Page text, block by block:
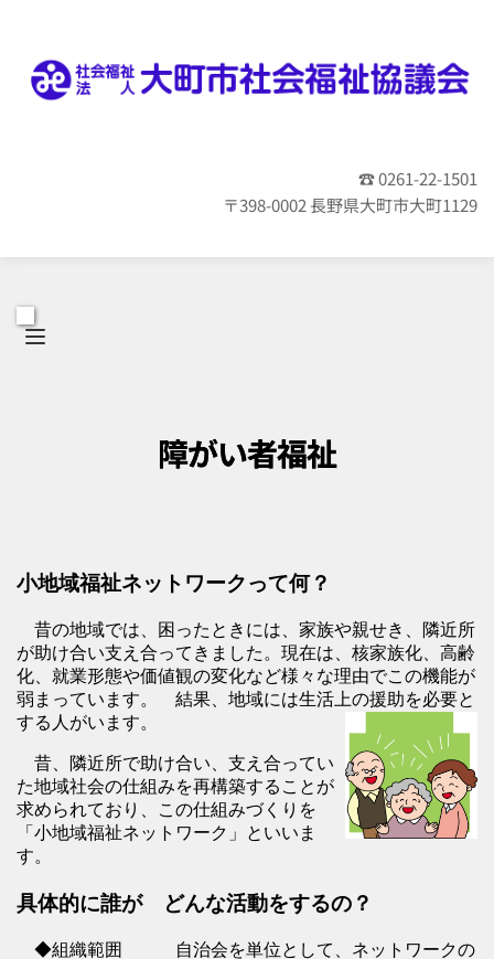
☎ 0261-22-1501
〒398-0002 長野県大町市大町1129
障がい者福祉
小地域福祉ネットワークって何？
昔の地域では、困ったときには、家族や親せき、隣近所
が助け合い支え合ってきました。現在は、核家族化、高齢
化、就業形態や価値観の変化など様々な理由でこの機能が
弱まっています。 結果、地域には生活上の援助を必要と
する人がいます。
昔、隣近所で助け合い、支え合ってい
た地域社会の仕組みを再構築することが
求められており、この仕組みづくりを
「小地域福祉ネットワーク」といいま
す。
具体的に誰が どんな活動をするの？
◆組織範囲 自治会を単位として、ネットワークの